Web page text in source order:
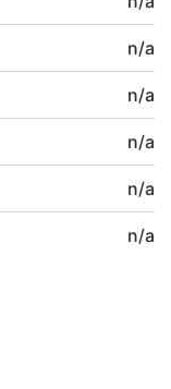
n/a
n/a
n/a
n/a
n/a